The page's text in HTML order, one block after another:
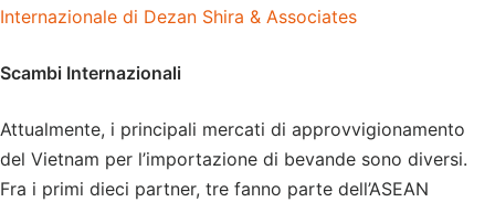
Internazionale di Dezan Shira & Associates
Scambi Internazionali
Attualmente, i principali mercati di approvvigionamento
del Vietnam per l’importazione di bevande sono diversi.
Fra i primi dieci partner, tre fanno parte dell’ASEAN